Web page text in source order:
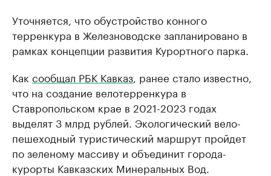
Уточняется, что обустройство конного
терренкура в Железноводске запланировано в
рамках концепции развития Курортного парка.
Как сообщал РБК Кавказ , ранее стало известно,
что на создание велотерренкура в
Ставропольском крае в 2021-2023 годах
выделят 3 млрд рублей. Экологический вело-
пешеходный туристический маршрут пройдет
по зеленому массиву и объединит города-
курорты Кавказских Минеральных Вод.